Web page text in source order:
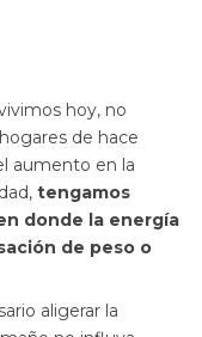
hoy, no
de hace
aumento en la
tengamos
donde la energía
de peso o
aligerar la